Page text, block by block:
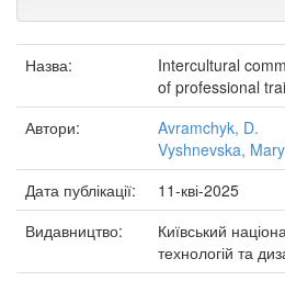
Назва:
Intercultural
of professional
Автори:
Avramchyk, D.
Vyshnevska,
Дата публікації:
11-кві-2025
Видавництво:
Київський
технологій та